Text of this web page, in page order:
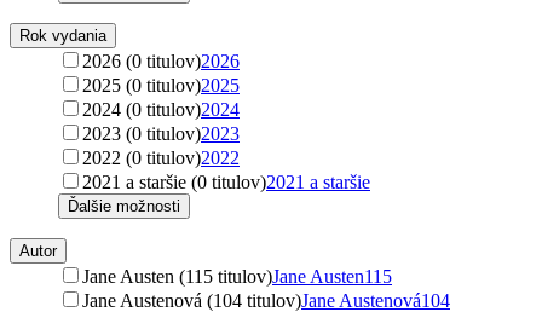
Rok vydania
2026 (0 titulov)2026
2025 (0 titulov)2025
2024 (0 titulov)2024
2023 (0 titulov)2023
2022 (0 titulov)2022
2021 a staršie (0 titulov)2021 a staršie
Ďalšie možnosti
Autor
Jane Austen (115 titulov)Jane Austen115
Jane Austenová (104 titulov)Jane Austenová104